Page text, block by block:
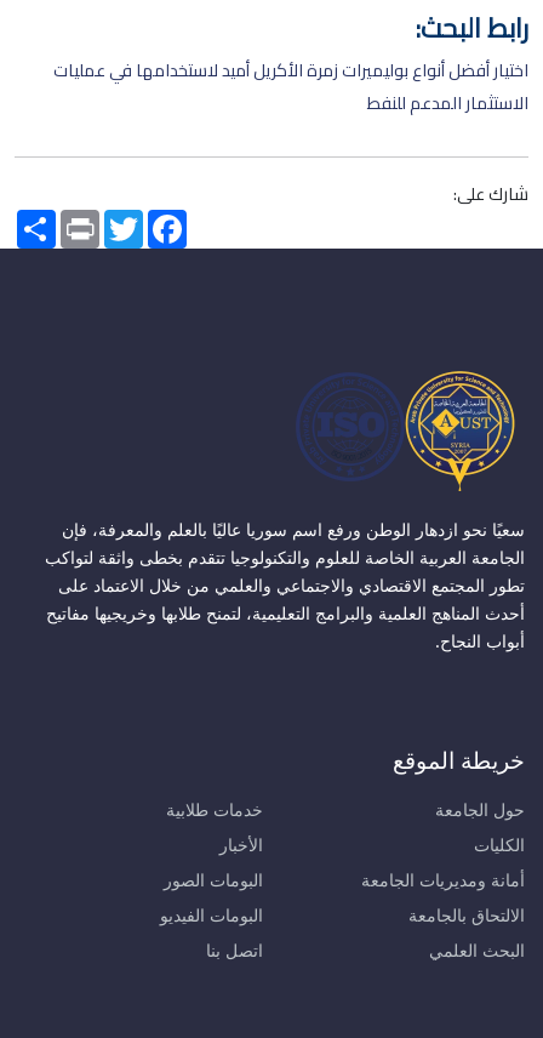
رابط البحث:
اختيار أفضل أنواع بوليميرات زمرة الأكريل أميد لاستخدامها في عمليات
الاستثمار المدعم للنفط
شارك على:
Share PrintTwitterFacebook
سعيًا نحو ازدهار الوطن ورفع اسم سوريا عاليًا بالعلم والمعرفة، فإن
الجامعة العربية الخاصة للعلوم والتكنولوجيا تتقدم بخطى واثقة لتواكب
تطور المجتمع الاقتصادي والاجتماعي والعلمي من خلال الاعتماد على
أحدث المناهج العلمية والبرامج التعليمية، لتمنح طلابها وخريجيها مفاتيح
أبواب النجاح.
خريطة الموقع
حول الجامعة
الكليات
أمانة ومديريات الجامعة
الالتحاق بالجامعة
البحث العلمي
خدمات طلابية
الأخبار
البومات الصور
البومات الفيديو
اتصل بنا